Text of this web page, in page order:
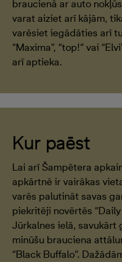
braucienā ar auto
varat aiziet arī kājām,
varēsiet iegādāties arī
“Maxima”, “top!” vai
arī aptieka.
Kur paēst
Lai arī Šampētera
apkārtnē ir vairākas
varēs palutināt savas
piekritēji novērtēs
Jūrkalnes ielā, savukārt
minūšu brauciena
“Black Buffalo”.